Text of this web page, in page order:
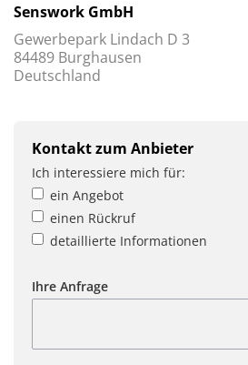
Senswork GmbH
Gewerbepark Lindach D 3
84489 Burghausen
Deutschland
Kontakt zum Anbieter
Ich interessiere mich für:
ein Angebot
einen Rückruf
detaillierte Informationen
Ihre Anfrage